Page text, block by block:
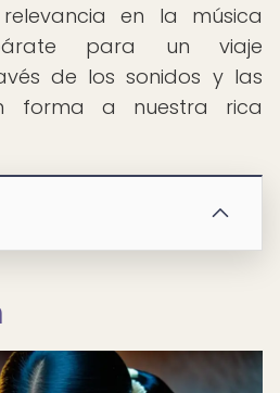
en la música
para un viaje
de los sonidos y las
forma a nuestra rica